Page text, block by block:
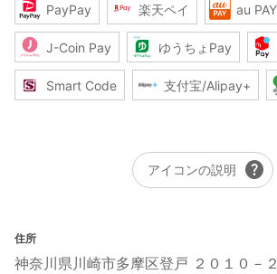
PayPay 楽天ペイ au PAY
J-Coin Pay ゆうちょPay
Smart Code 支付宝/Alipay+
アイコンの説明 help
住所
神奈川県川崎市多摩区登戸 ２０１０－２